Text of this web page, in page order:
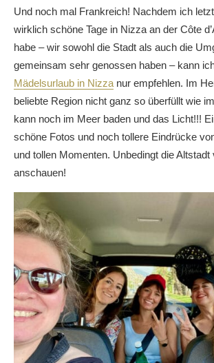
Und noch mal Frankreich! Nachdem ich
wirklich schöne Tage in Nizza an der Côte
habe – wir sowohl die Stadt als auch die
gemeinsam sehr genossen haben – kann
Mädelsurlaub in Nizza nur empfehlen. Im
beliebte Region nicht ganz so überfüllt wie
kann noch im Meer baden und das Licht!!!
schöne Fotos und noch tollere Eindrücke
und tollen Momenten. Unbedingt die
anschauen!